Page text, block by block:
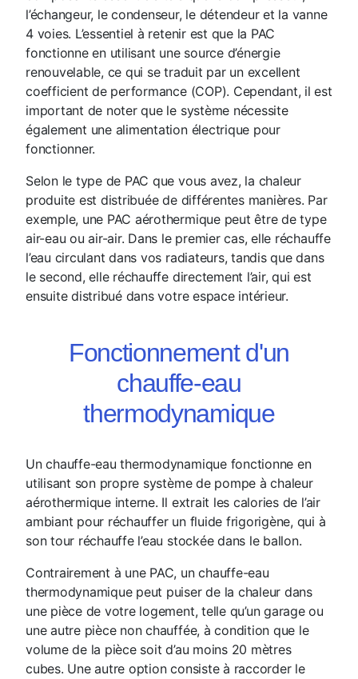
l’échangeur, le condenseur, le détendeur et la vanne
4 voies. L’essentiel à retenir est que la PAC
fonctionne en utilisant une source d’énergie
renouvelable, ce qui se traduit par un excellent
coefficient de performance (COP). Cependant, il est
important de noter que le système nécessite
également une alimentation électrique pour
fonctionner.
Selon le type de PAC que vous avez, la chaleur
produite est distribuée de différentes manières. Par
exemple, une PAC aérothermique peut être de type
air-eau ou air-air. Dans le premier cas, elle réchauffe
l’eau circulant dans vos radiateurs, tandis que dans
le second, elle réchauffe directement l’air, qui est
ensuite distribué dans votre espace intérieur.
Fonctionnement d'un
chauffe-eau
thermodynamique
Un chauffe-eau thermodynamique fonctionne en
utilisant son propre système de pompe à chaleur
aérothermique interne. Il extrait les calories de l’air
ambiant pour réchauffer un fluide frigorigène, qui à
son tour réchauffe l’eau stockée dans le ballon.
Contrairement à une PAC, un chauffe-eau
thermodynamique peut puiser de la chaleur dans
une pièce de votre logement, telle qu’un garage ou
une autre pièce non chauffée, à condition que le
volume de la pièce soit d’au moins 20 mètres
cubes. Une autre option consiste à raccorder le